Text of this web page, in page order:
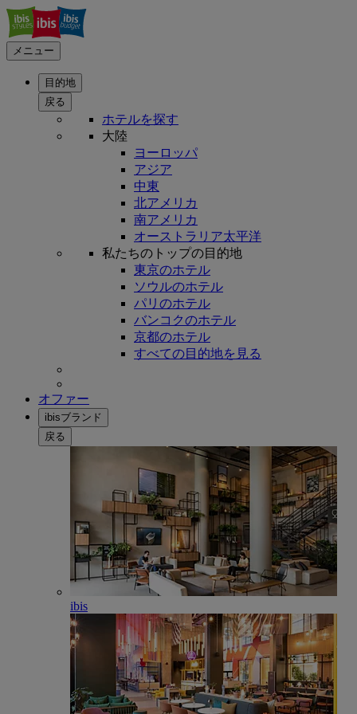
メニュー
目的地
戻る
ホテルを探す
大陸
ヨーロッパ
アジア
中東
北アメリカ
南アメリカ
オーストラリア太平洋
私たちのトップの目的地
東京のホテル
ソウルのホテル
パリのホテル
バンコクのホテル
京都のホテル
すべての目的地を見る
オファー
ibisブランド
戻る
ibis